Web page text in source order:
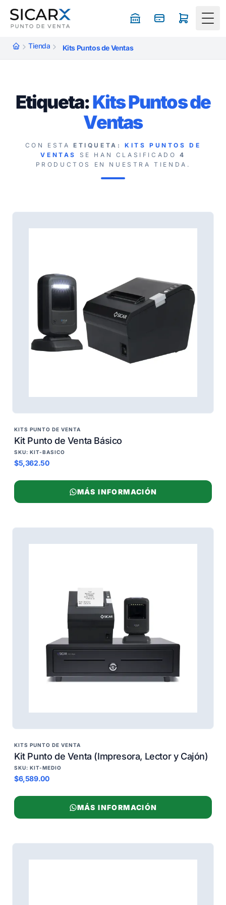
Tienda Kits Puntos de Ventas
Etiqueta:Kits Puntos de
Ventas
CON ESTA ETIQUETA:
KITS PUNTOS DE
VENTAS
SE HAN CLASIFICADO 4
PRODUCTOS EN NUESTRA TIENDA.
KITS PUNTO DE VENTA
Kit Punto de Venta Básico
SKU: KIT-BASICO
$5,362.50
MÁS INFORMACIÓN
KITS PUNTO DE VENTA
Kit Punto de Venta (Impresora, Lector y Cajón)
SKU: KIT-MEDIO
$6,589.00
MÁS INFORMACIÓN